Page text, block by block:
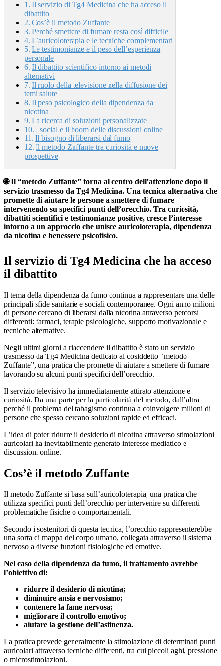
Il servizio di Tg4 Medicina che ha acceso il
dibattito
Cos’è il metodo Zuffante
Perché smettere di fumare resta così difficile
L’auricoloterapia e le tecniche complementari
Le testimonianze e il peso dell’esperienza
personale
Il dibattito scientifico intorno ai metodi
alternativi
Il ruolo della televisione nella diffusione dei
temi salute
Il peso psicologico della dipendenza da
nicotina
La ricerca di soluzioni personalizzate
I social e il boom delle discussioni online
Il bisogno di liberarsi dal fumo
Il metodo Zuffante tra curiosità e nuove
prospettive
🌐 Il “metodo Zuffante” torna al centro dell’attenzione dopo il
servizio trasmesso da Tg4 Medicina. Una tecnica alternativa che
promette di aiutare le persone a smettere di fumare
intervenendo su specifici punti dell’orecchio. Tra curiosità,
dibattiti scientifici e testimonianze positive, cresce l’interesse
intorno a un approccio che unisce auricoloterapia, dipendenza
da nicotina e benessere psicofisico.
Il servizio di Tg4 Medicina che ha acceso
il dibattito
Il tema della dipendenza da fumo continua a rappresentare una delle
principali sfide sanitarie e sociali contemporanee. Ogni anno milioni
di persone cercano di liberarsi dalla nicotina attraverso percorsi
differenti: farmaci, terapie psicologiche, supporto motivazionale e
tecniche alternative.
Negli ultimi giorni a riaccendere il dibattito è stato un servizio
trasmesso da Tg4 Medicina dedicato al cosiddetto “metodo
Zuffante”, una pratica che promette di aiutare a smettere di fumare
lavorando su alcuni punti specifici dell’orecchio.
Il servizio televisivo ha immediatamente attirato attenzione e
curiosità. Da una parte per la particolarità del metodo, dall’altra
perché il problema del tabagismo continua a coinvolgere milioni di
persone che spesso cercano soluzioni rapide ed efficaci.
L’idea di poter ridurre il desiderio di nicotina attraverso stimolazioni
auricolari ha inevitabilmente generato interesse mediatico e
discussioni online.
Cos’è il metodo Zuffante
Il metodo Zuffante si basa sull’auricoloterapia, una pratica che
utilizza specifici punti dell’orecchio per intervenire su differenti
problematiche fisiche o comportamentali.
Secondo i sostenitori di questa tecnica, l’orecchio rappresenterebbe
una sorta di mappa del corpo umano, collegata attraverso il sistema
nervoso a diverse funzioni fisiologiche ed emotive.
Nel caso della dipendenza da fumo, il trattamento avrebbe
l’obiettivo di:
ridurre il desiderio di nicotina;
diminuire ansia e nervosismo;
contenere la fame nervosa;
migliorare il controllo emotivo;
aiutare la gestione dell’astinenza.
La pratica prevede generalmente la stimolazione di determinati punti
auricolari attraverso tecniche differenti, tra cui piccoli aghi, pressione
o microstimolazioni.